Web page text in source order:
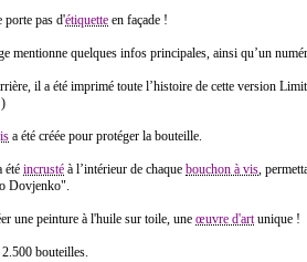
porte pas d'étiquette en façade !
mentionne quelques infos principales, ainsi qu’un
il a été imprimé toute l’histoire de cette version
a été créée pour protéger la bouteille.
été incrusté à l’intérieur de chaque bouchon à vis,
Dovjenko".
une peinture à l'huile sur toile, une œuvre d'artunique !
2.500 bouteilles.